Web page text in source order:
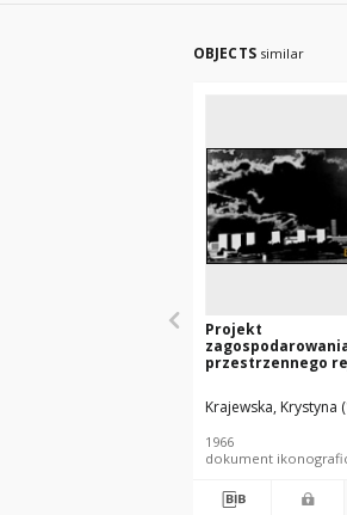
OBJECTS similar
Projekt
przestrzennego
dzielnicy
"Szmulowizna" w
nr 381 : praca nr 11,
wyróżnienie II
Krajewska, Krystyna
1966
dokument